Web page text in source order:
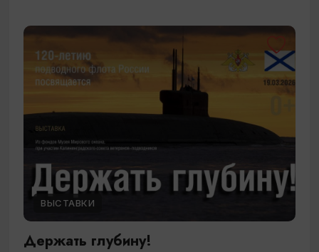
ВЫСТАВКИ
Держать глубину!